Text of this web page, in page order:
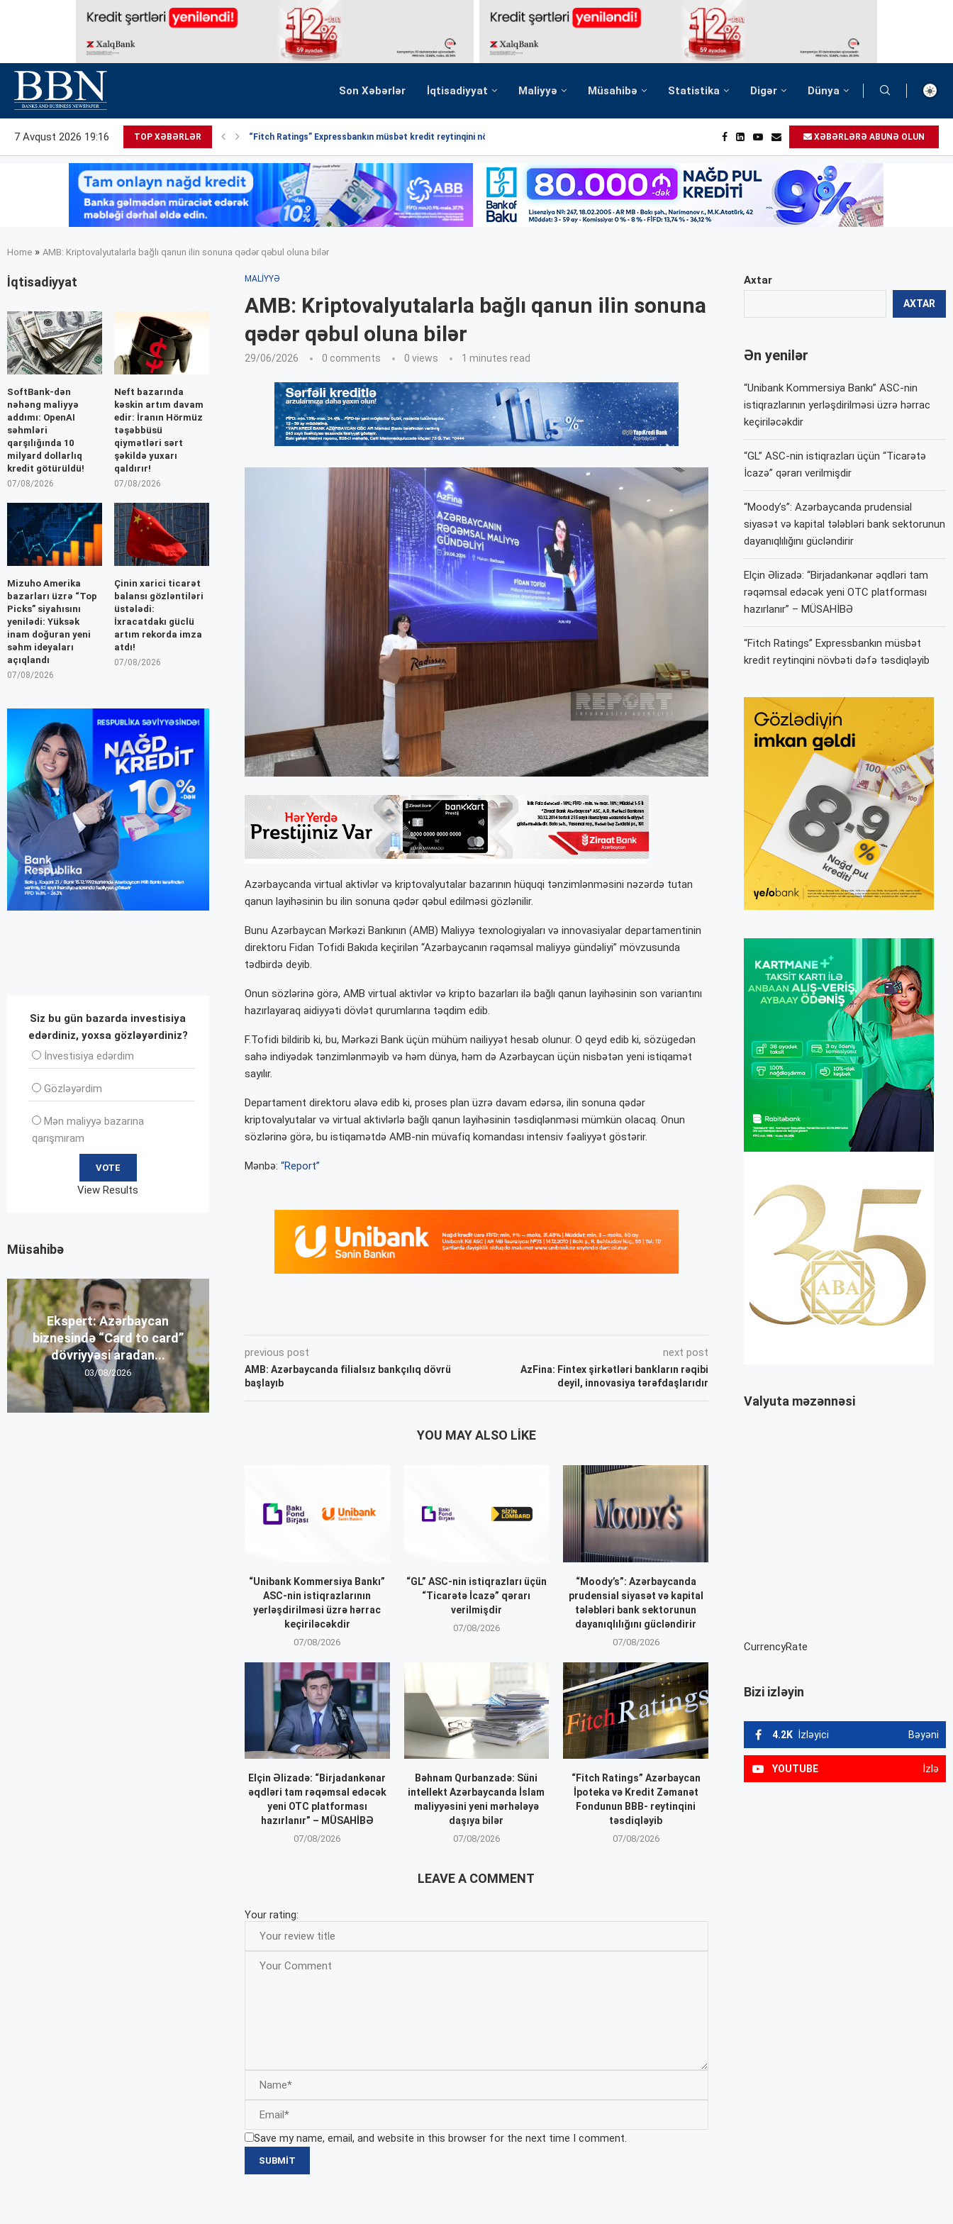
Son Xəbərlər İqtisadiyyat Maliyyə Müsahibə Statistika Digər Dünya
7 Avqust 2026 19:16 TOP XƏBƏRLƏR “Fitch Ratings” Expressbankın müsbət kredit reytinqini növbəti dəfə... XƏBƏRLƏRƏ ABUNƏ OLUN
Home » AMB: Kriptovalyutalarla bağlı qanun ilin sonuna qədər qəbul oluna bilər
MALIYYƏ
AMB: Kriptovalyutalarla bağlı qanun ilin sonuna
qədər qəbul oluna bilər
29/06/2026 0 comments 0 views 1 minutes read
Azərbaycanda virtual aktivlər və kriptovalyutalar bazarının hüquqi tənzimlənməsini nəzərdə tutan
qanun layihəsinin bu ilin sonuna qədər qəbul edilməsi gözlənilir.
Bunu Azərbaycan Mərkəzi Bankının (AMB) Maliyyə texnologiyaları və innovasiyalar departamentinin
direktoru Fidan Tofidi Bakıda keçirilən “Azərbaycanın rəqəmsal maliyyə gündəliyi” mövzusunda
tədbirdə deyib.
Onun sözlərinə görə, AMB virtual aktivlər və kripto bazarları ilə bağlı qanun layihəsinin son variantını
hazırlayaraq aidiyyəti dövlət qurumlarına təqdim edib.
F.Tofidi bildirib ki, bu, Mərkəzi Bank üçün mühüm nailiyyət hesab olunur. O qeyd edib ki, sözügedən
sahə indiyədək tənzimlənməyib və həm dünya, həm də Azərbaycan üçün nisbətən yeni istiqamət
sayılır.
Departament direktoru əlavə edib ki, proses plan üzrə davam edərsə, ilin sonuna qədər
kriptovalyutalar və virtual aktivlərlə bağlı qanun layihəsinin təsdiqlənməsi mümkün olacaq. Onun
sözlərinə görə, bu istiqamətdə AMB-nin müvafiq komandası intensiv fəaliyyət göstərir.
Mənbə: “Report”
previous post
AMB: Azərbaycanda filialsız bankçılıq dövrü
başlayıb
next post
AzFina: Fintex şirkətləri bankların rəqibi
deyil, innovasiya tərəfdaşlarıdır
YOU MAY ALSO LIKE
“Unibank Kommersiya Bankı”
ASC-nin istiqrazlarının
yerləşdirilməsi üzrə hərrac
keçiriləcəkdir
07/08/2026
“GL” ASC-nin istiqrazları üçün
“Ticarətə İcazə” qərarı
verilmişdir
07/08/2026
“Moody’s”: Azərbaycanda
prudensial siyasət və kapital
tələbləri bank sektorunun
dayanıqlılığını gücləndirir
07/08/2026
Elçin Əlizadə: “Birjadankənar
əqdləri tam rəqəmsal edəcək
yeni OTC platforması
hazırlanır” – MÜSAHİBƏ
07/08/2026
Bəhnam Qurbanzadə: Süni
intellekt Azərbaycanda İslam
maliyyəsini yeni mərhələyə
daşıya bilər
07/08/2026
“Fitch Ratings” Azərbaycan
İpoteka və Kredit Zəmanət
Fondunun BBB- reytinqini
təsdiqləyib
07/08/2026
LEAVE A COMMENT
Your rating:
Save my name, email, and website in this browser for the next time I comment.
Axtar
AXTAR
Ən yenilər
“Unibank Kommersiya Bankı” ASC-nin
istiqrazlarının yerləşdirilməsi üzrə hərrac
keçiriləcəkdir
“GL” ASC-nin istiqrazları üçün “Ticarətə
İcazə” qərarı verilmişdir
“Moody’s”: Azərbaycanda prudensial
siyasət və kapital tələbləri bank sektorunun
dayanıqlılığını gücləndirir
Elçin Əlizadə: “Birjadankənar əqdləri tam
rəqəmsal edəcək yeni OTC platforması
hazırlanır” – MÜSAHİBƏ
“Fitch Ratings” Expressbankın müsbət
kredit reytinqini növbəti dəfə təsdiqləyib
Valyuta məzənnəsi
CurrencyRate
Bizi izləyin
4.2K İzləyici Bəyəni
YOUTUBE İzlə
İqtisadiyyat
SoftBank-dən
nəhəng maliyyə
addımı: OpenAI
səhmləri
qarşılığında 10
milyard dollarlıq
kredit götürüldü!
07/08/2026
Neft bazarında
kəskin artım davam
edir: İranın Hörmüz
təşəbbüsü
qiymətləri sərt
şəkildə yuxarı
qaldırır!
07/08/2026
Mizuho Amerika
bazarları üzrə “Top
Picks” siyahısını
yenilədi: Yüksək
inam doğuran yeni
səhm ideyaları
açıqlandı
07/08/2026
Çinin xarici ticarət
balansı gözləntiləri
üstələdi:
İxracatdakı güclü
artım rekorda imza
atdı!
07/08/2026
Siz bu gün bazarda investisiya
edərdiniz, yoxsa gözləyərdiniz?
İnvеstisiya edərdim
Gözləyərdim
Mən maliyyə bazarına
qarışmıram
View Results
Müsahibə
Ekspert: Azərbaycan
biznesində “Card to card”
dövriyyəsi aradan...
03/08/2026